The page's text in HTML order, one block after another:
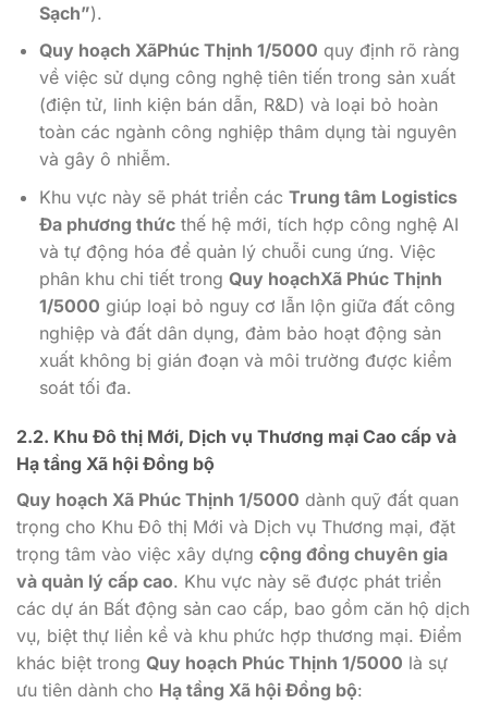
Sạch”).
Quy hoạch XãPhúc Thịnh 1/5000 quy định rõ ràng
về việc sử dụng công nghệ tiên tiến trong sản xuất
(điện tử, linh kiện bán dẫn, R&D) và loại bỏ hoàn
toàn các ngành công nghiệp thâm dụng tài nguyên
và gây ô nhiễm.
Khu vực này sẽ phát triển các Trung tâm Logistics
Đa phương thứcthế hệ mới, tích hợp công nghệ AI
và tự động hóa để quản lý chuỗi cung ứng. Việc
phân khu chi tiết trong Quy hoạchXã Phúc Thịnh
1/5000 giúp loại bỏ nguy cơ lẫn lộn giữa đất công
nghiệp và đất dân dụng, đảm bảo hoạt động sản
xuất không bị gián đoạn và môi trường được kiểm
soát tối đa.
2.2. Khu Đô thị Mới, Dịch vụ Thương mại Cao cấp và
Hạ tầng Xã hội Đồng bộ
Quy hoạch Xã Phúc Thịnh 1/5000 dành quỹ đất quan
trọng cho Khu Đô thị Mới và Dịch vụ Thương mại, đặt
trọng tâm vào việc xây dựng cộng đồng chuyên gia
và quản lý cấp cao. Khu vực này sẽ được phát triển
các dự án Bất động sản cao cấp, bao gồm căn hộ dịch
vụ, biệt thự liền kề và khu phức hợp thương mại. Điểm
khác biệt trong Quy hoạch Phúc Thịnh 1/5000 là sự
ưu tiên dành cho Hạ tầng Xã hội Đồng bộ: